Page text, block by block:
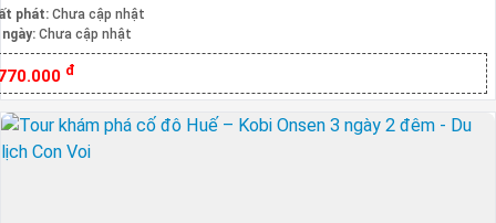
phát: Chưa cập nhật
Chưa cập nhật
đ